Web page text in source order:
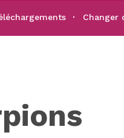
Changer